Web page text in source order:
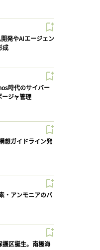
開発やAIエージェン
成
時代のサイバー
ジャ管理
想ガイドライン発
・アンモニアのバ
護区誕生。南極海